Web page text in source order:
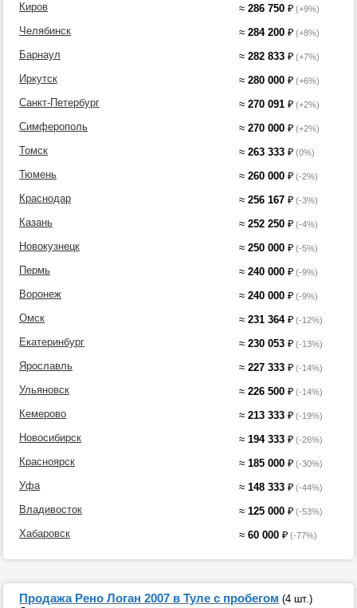
Киров ≈ 286 750 ₽ (+9%)
Челябинск ≈ 284 200 ₽ (+8%)
Барнаул ≈ 282 833 ₽ (+7%)
Иркутск ≈ 280 000 ₽ (+6%)
Санкт-Петербург ≈ 270 091 ₽ (+2%)
Симферополь ≈ 270 000 ₽ (+2%)
Томск ≈ 263 333 ₽ (0%)
Тюмень ≈ 260 000 ₽ (-2%)
Краснодар ≈ 256 167 ₽ (-3%)
Казань ≈ 252 250 ₽ (-4%)
Новокузнецк ≈ 250 000 ₽ (-5%)
Пермь ≈ 240 000 ₽ (-9%)
Воронеж ≈ 240 000 ₽ (-9%)
Омск ≈ 231 364 ₽ (-12%)
Екатеринбург ≈ 230 053 ₽ (-13%)
Ярославль ≈ 227 333 ₽ (-14%)
Ульяновск ≈ 226 500 ₽ (-14%)
Кемерово ≈ 213 333 ₽ (-19%)
Новосибирск ≈ 194 333 ₽ (-26%)
Красноярск ≈ 185 000 ₽ (-30%)
Уфа ≈ 148 333 ₽ (-44%)
Владивосток ≈ 125 000 ₽ (-53%)
Хабаровск ≈ 60 000 ₽ (-77%)
Продажа Рено Логан 2007 в Туле с пробегом (4 шт.)